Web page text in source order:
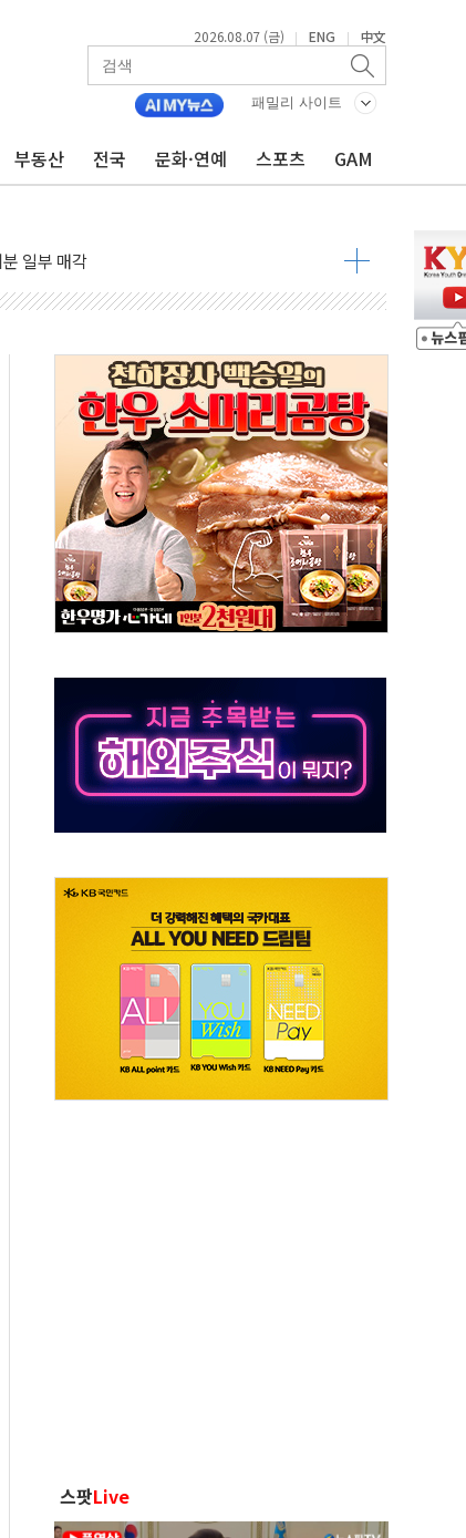
2026.08.07 (금) | ENG | 中文
패밀리 사이트
부동산 전국 문화·연예 스포츠 GAM
식으로 여름나기 [뉴스핌 줌인]
다…상피제 실시
소 7명 사망
해제…누적 온열질환자 2872명
렛' 건립 '본궤도'
성 특별재난지역 선포
른 30대 세입자…경찰, 현행범 체포
무구조 개편"
보장…폭염기 신속 보상 강화
분야 독점 라이선스 계약"
나다 IND 신청
기…관리종목 우려 지정예고 총 63개
실수요자 관심
시, 유저의 캐릭터가 AI로 플레이한다
스팟Live